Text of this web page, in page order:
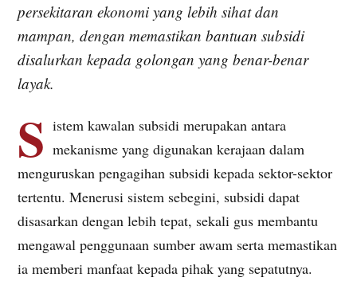
persekitaran ekonomi yang lebih sihat dan
mampan, dengan memastikan bantuan subsidi
disalurkan kepada golongan yang benar-benar
layak.
S istem kawalan subsidi merupakan antara
mekanisme yang digunakan kerajaan dalam
menguruskan pengagihan subsidi kepada sektor-sektor
tertentu. Menerusi sistem sebegini, subsidi dapat
disasarkan dengan lebih tepat, sekali gus membantu
mengawal penggunaan sumber awam serta memastikan
ia memberi manfaat kepada pihak yang sepatutnya.